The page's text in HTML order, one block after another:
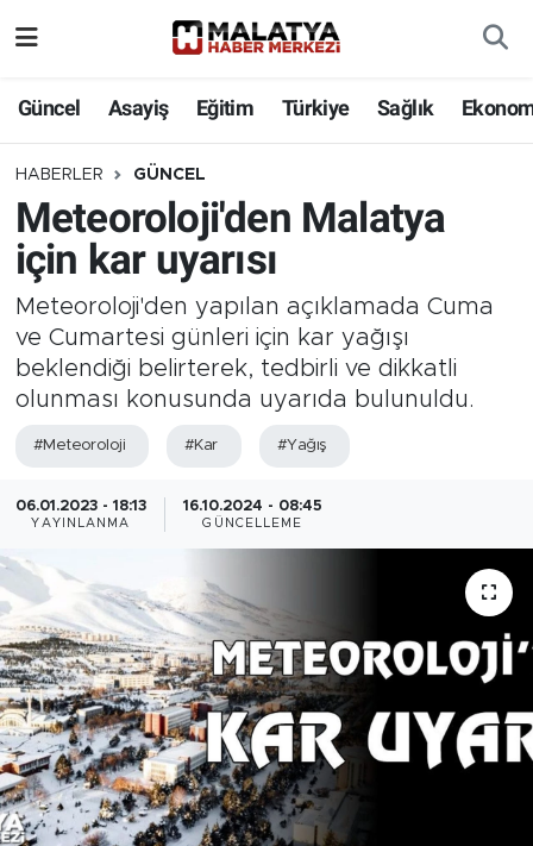
Güncel Asayiş Eğitim Türkiye Sağlık
HABERLER GÜNCEL
Meteoroloji'den Malatya
için kar uyarısı
Meteoroloji'den yapılan açıklamada Cuma
ve Cumartesi günleri için kar yağışı
beklendiği belirterek, tedbirli ve dikkatli
olunması konusunda uyarıda bulunuldu.
#Meteoroloji #Kar #Yağış
06.01.2023 - 18:13
YAYINLANMA
16.10.2024 - 08:45
GÜNCELLEME
Eğitim
Türkiye
Sağlık
Ekonomi
Güncel
Kültür
Teknoloji
İş İlanları
Dünya
Spor
Yazıhan
Kuluncak